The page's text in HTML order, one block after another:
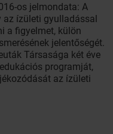
os jelmondata: A
az ízületi gyulladással
a figyelmet, külön
jelentőségét.
Társasága két éve
programját,
az ízületi